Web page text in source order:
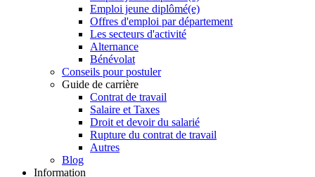
Emploi jeune diplômé(e)
Offres d'emploi par département
Les secteurs d'activité
Alternance
Bénévolat
Conseils pour postuler
Guide de carrière
Contrat de travail
Salaire et Taxes
Droit et devoir du salarié
Rupture du contrat de travail
Autres
Blog
Information